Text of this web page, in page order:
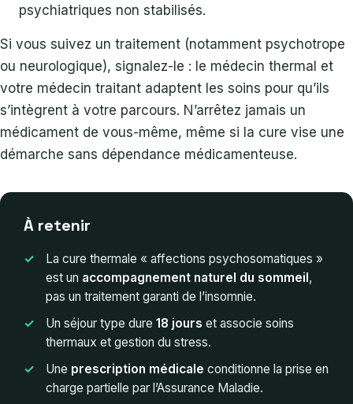
psychiatriques non stabilisés.
Si vous suivez un traitement (notamment psychotrope
ou neurologique), signalez-le : le médecin thermal et
votre médecin traitant adaptent les soins pour qu’ils
s’intègrent à votre parcours. N’arrêtez jamais un
médicament de vous-même, même si la cure vise une
démarche sans dépendance médicamenteuse.
À retenir
La cure thermale « affections psychosomatiques »
est un accompagnement naturel du sommeil,
pas un traitement garanti de l’insomnie.
Un séjour type dure 18 jours et associe soins
thermaux et gestion du stress.
Une prescription médicale conditionne la prise en
charge partielle par l’Assurance Maladie.